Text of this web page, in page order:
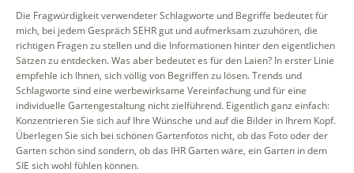
Die Fragwürdigkeit verwendeter Schlagworte und Begriffe bedeutet für
mich, bei jedem Gespräch SEHR gut und aufmerksam zuzuhören, die
richtigen Fragen zu stellen und die Informationen hinter den eigentlichen
Sätzen zu entdecken. Was aber bedeutet es für den Laien? In erster Linie
empfehle ich Ihnen, sich völlig von Begriffen zu lösen. Trends und
Schlagworte sind eine werbewirksame Vereinfachung und für eine
individuelle Gartengestaltung nicht zielführend. Eigentlich ganz einfach:
Konzentrieren Sie sich auf Ihre Wünsche und auf die Bilder in Ihrem Kopf.
Überlegen Sie sich bei schönen Gartenfotos nicht, ob das Foto oder der
Garten schön sind sondern, ob das IHR Garten wäre, ein Garten in dem
SIE sich wohl fühlen können.